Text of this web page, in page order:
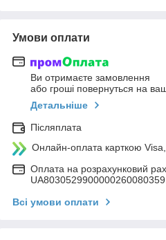
Умови оплати
Ви отримаєте замовлення
або гроші повернуться на
Детальніше
Післяплата
Онлайн-оплата карткою
Оплата на розрахунковий
Всі умови оплати